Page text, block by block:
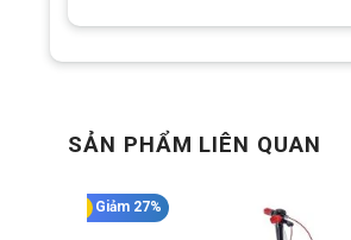
độ cao yên phù hợp với con.
SẢN PHẨM LIÊN QUAN
Giảm 27%